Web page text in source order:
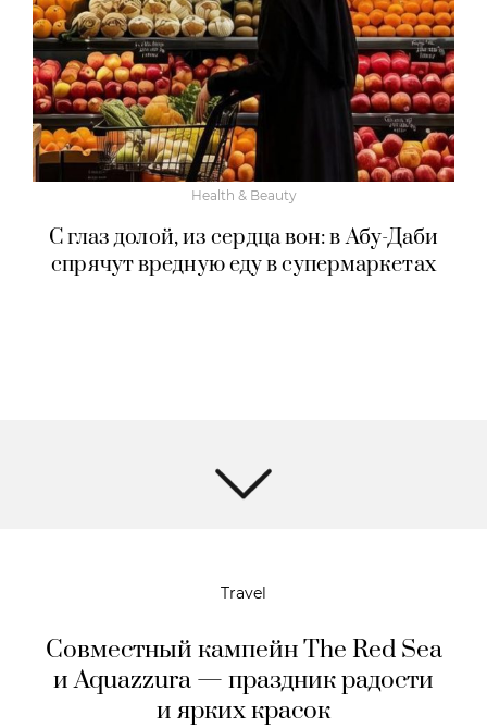
Health & Beauty
С глаз долой, из сердца вон: в Абу-Даби
спрячут вредную еду в супермаркетах
Travel
Совместный кампейн The Red Sea
и Aquazzura — праздник радости
и ярких красок